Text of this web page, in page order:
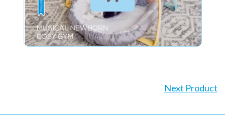
Next Product